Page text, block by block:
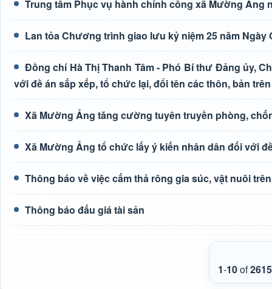
Trung tâm Phục vụ hành chính công xã Mường Ảng
Lan tỏa Chương trình giao lưu kỷ niệm 25 năm Ngày
Đồng chí Hà Thị Thanh Tâm - Phó Bí thư Đảng ủy,
với đề án sắp xếp, tổ chức lại, đổi tên các thôn, bản
Xã Mường Ảng tăng cường tuyên truyền phòng,
Xã Mường Ảng tổ chức lấy ý kiến nhân dân đối với
Thông báo về việc cấm thả rông gia súc, vật nuôi
Thông báo đấu giá tài sản
1-10of2615